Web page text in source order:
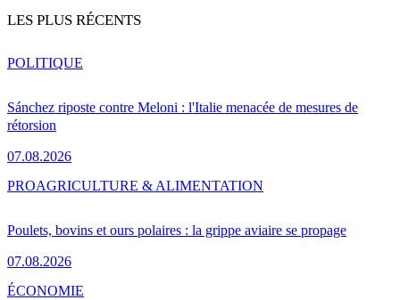
LES PLUS RÉCENTS
Sánchez riposte contre Meloni : l'Italie menacée de mesures de
rétorsion
07.08.2026
POLITIQUE
Poulets, bovins et ours polaires : la grippe aviaire se propage
07.08.2026
PROAGRICULTURE & ALIMENTATION
ÉCONOMIE